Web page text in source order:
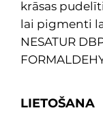
krāsas
lai pigmenti
NESATUR
LIETOŠANA